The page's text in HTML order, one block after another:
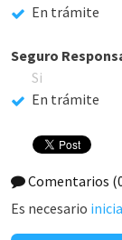
En trámite
Seguro
Si
En trámite
Comentarios
Es necesario